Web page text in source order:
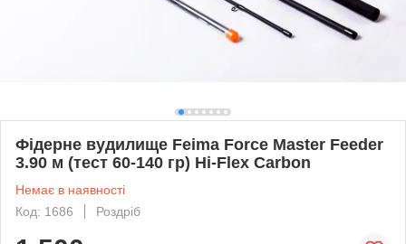
Фідерне вудилище Feima Force Master Feeder
3.90 м (тест 60-140 гр) Hi-Flex Carbon
Немає в наявності
Код: 1686
Роздріб